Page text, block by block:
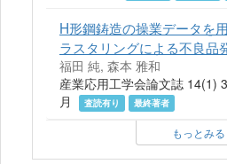
H形鋼鋳造の操業データを
ラスタリングによる不良品
福田 純, 森本 雅和
産業応用工学会論文誌 14(1)
月
査読有り 最終著者
もっとみる